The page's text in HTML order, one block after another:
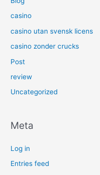
casino
casino utan svensk licens
casino zonder crucks
Post
review
Uncategorized
Meta
Log in
Entries feed